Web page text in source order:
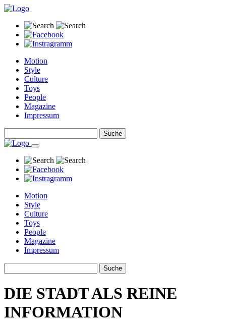
Motion
Style
Culture
Toys
People
Magazine
Impressum
Motion
Style
Culture
Toys
People
Magazine
Impressum
DIE STADT ALS REINE
INFORMATION